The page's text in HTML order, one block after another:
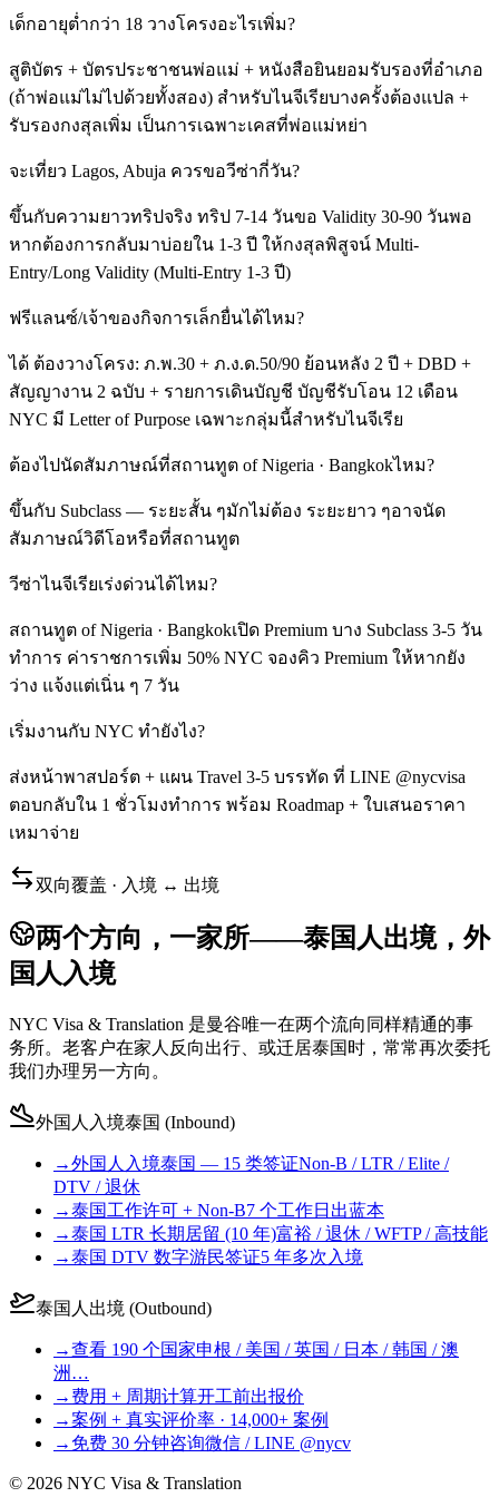
เด็กอายุต่ำกว่า 18 วางโครงอะไรเพิ่ม?
สูติบัตร + บัตรประชาชนพ่อแม่ + หนังสือยินยอมรับรองที่อำเภอ
(ถ้าพ่อแม่ไม่ไปด้วยทั้งสอง) สำหรับไนจีเรียบางครั้งต้องแปล +
รับรองกงสุลเพิ่ม เป็นการเฉพาะเคสที่พ่อแม่หย่า
จะเที่ยว Lagos, Abuja ควรขอวีซ่ากี่วัน?
ขึ้นกับความยาวทริปจริง ทริป 7-14 วันขอ Validity 30-90 วันพอ
หากต้องการกลับมาบ่อยใน 1-3 ปี ให้กงสุลพิสูจน์ Multi-
Entry/Long Validity (Multi-Entry 1-3 ปี)
ฟรีแลนซ์/เจ้าของกิจการเล็กยื่นได้ไหม?
ได้ ต้องวางโครง: ภ.พ.30 + ภ.ง.ด.50/90 ย้อนหลัง 2 ปี + DBD +
สัญญางาน 2 ฉบับ + รายการเดินบัญชี บัญชีรับโอน 12 เดือน
NYC มี Letter of Purpose เฉพาะกลุ่มนี้สำหรับไนจีเรีย
ต้องไปนัดสัมภาษณ์ที่สถานทูต of Nigeria · Bangkokไหม?
ขึ้นกับ Subclass — ระยะสั้น ๆมักไม่ต้อง ระยะยาว ๆอาจนัด
สัมภาษณ์วิดีโอหรือที่สถานทูต
วีซ่าไนจีเรียเร่งด่วนได้ไหม?
สถานทูต of Nigeria · Bangkokเปิด Premium บาง Subclass 3-5 วัน
ทำการ ค่าราชการเพิ่ม 50% NYC จองคิว Premium ให้หากยัง
ว่าง แจ้งแต่เนิ่น ๆ 7 วัน
เริ่มงานกับ NYC ทำยังไง?
ส่งหน้าพาสปอร์ต + แผน Travel 3-5 บรรทัด ที่ LINE @nycvisa
ตอบกลับใน 1 ชั่วโมงทำการ พร้อม Roadmap + ใบเสนอราคา
เหมาจ่าย
双向覆盖 · 入境 ↔ 出境
两个方向，一家所——泰国人出境，外
国人入境
NYC Visa & Translation 是曼谷唯一在两个流向同样精通的事
务所。老客户在家人反向出行、或迁居泰国时，常常再次委托
我们办理另一方向。
外国人入境泰国 (Inbound)
→外国人入境泰国 — 15 类签证Non-B / LTR / Elite /
DTV / 退休
→泰国工作许可 + Non-B7 个工作日出蓝本
→泰国 LTR 长期居留 (10 年)富裕 / 退休 / WFTP / 高技能
→泰国 DTV 数字游民签证5 年多次入境
泰国人出境 (Outbound)
→查看 190 个国家申根 / 美国 / 英国 / 日本 / 韩国 / 澳
洲…
→ 费用 + 周期计算开工前出报价
→案例 + 真实评价率 · 14,000+ 案例
→ 免费 30 分钟咨询微信 / LINE @nycv
© 2026 NYC Visa & Translation